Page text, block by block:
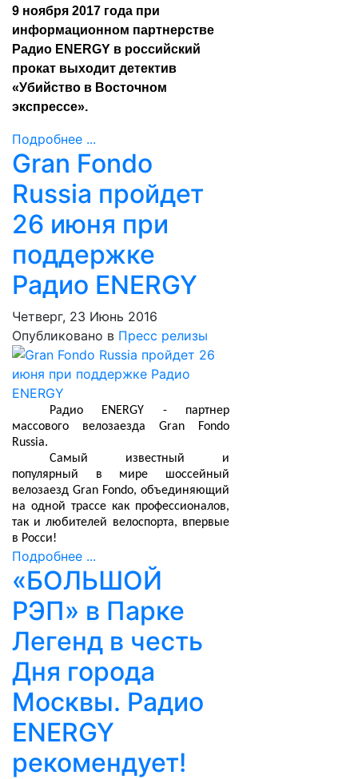
9 ноября 2017 года при
информационном партнерстве
Радио ENERGY в российский
прокат выходит детектив
«Убийство в Восточном
экспрессе».
Подробнее ...
Gran Fondo
Russia пройдет
26 июня при
поддержке
Радио ENERGY
Четверг, 23 Июнь 2016
Опубликовано в Пресс релизы
Радио ENERGY - партнер
массового велозаезда Gran Fondo
Russia.
Самый известный и
популярный в мире шоссейный
велозаезд Gran Fondo, объединяющий
на одной трассе как профессионалов,
так и любителей велоспорта, впервые
в Росси!
Подробнее ...
«БОЛЬШОЙ
РЭП» в Парке
Легенд в честь
Дня города
Москвы. Радио
ENERGY
рекомендует!